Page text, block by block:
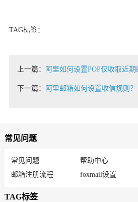
TAG标签：
上一篇： 阿里如何设置POP仅收取近
下一篇： 阿里邮箱如何设置收信规则？
常见问题
常见问题 帮助中心
邮箱注册流程
foxmail设置
TAG标签